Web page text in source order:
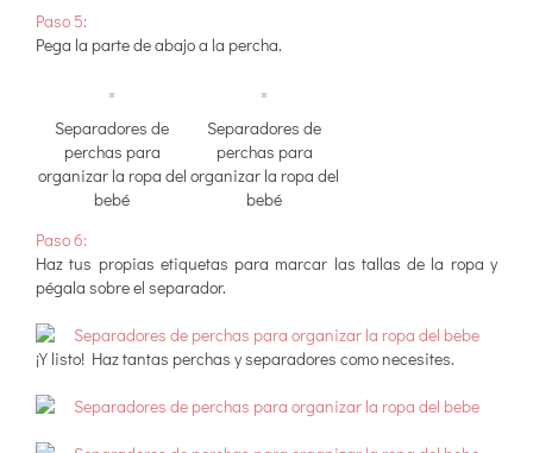
Paso 5:
Pega la parte de abajo a la percha.
Separadores de
perchas para
organizar la ropa del
bebé
Separadores de
perchas para
organizar la ropa del
bebé
Paso 6:
Haz tus propias etiquetas para marcar las tallas de la ropa y
pégala sobre el separador.
¡Y listo! Haz tantas perchas y separadores como necesites.